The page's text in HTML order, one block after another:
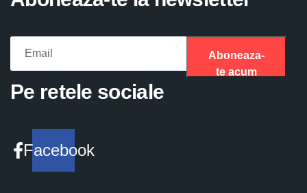
Aboneaza-
te acum
Pe retele sociale
Facebook